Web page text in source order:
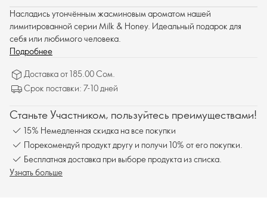
Насладись утончённым жасминовым ароматом нашей
лимитированной серии Milk & Honey. Идеальный подарок для
себя или любимого человека.
Подробнее
Доставка от 185.00 Сом.
Срок поставки: 7-10 дней
Станьте Участником, пользуйтесь преимуществами!
15% Немедленная скидка на все покупки
Порекомендуй продукт другу и получи 10% от его покупки.
Бесплатная доставка при выборе продукта из списка.
Узнать больше